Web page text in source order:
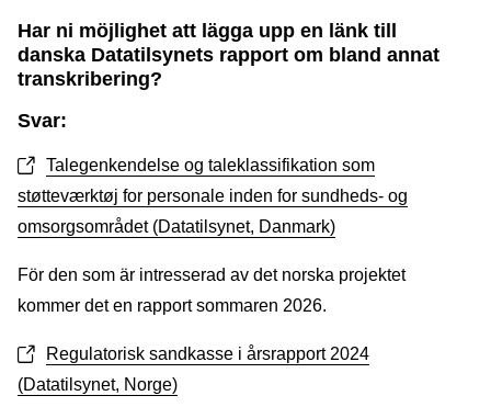
Har ni möjlighet att lägga upp en länk till
danska Datatilsynets rapport om bland annat
transkribering?
Svar:
Talegenkendelse og taleklassifikation som
støtteværktøj for personale inden for sundheds- og
omsorgsområdet (Datatilsynet, Danmark)
För den som är intresserad av det norska projektet
kommer det en rapport sommaren 2026.
Regulatorisk sandkasse i årsrapport 2024
(Datatilsynet, Norge)